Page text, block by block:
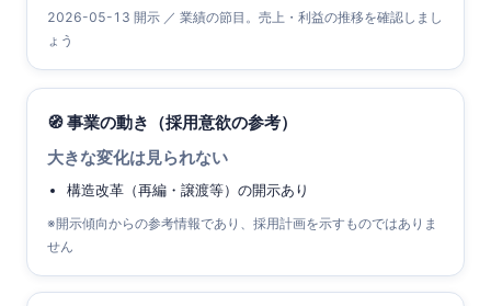
2026-05-13 開示 ／ 業績の節目。売上・利益の推移を確認しまし
ょう
🧭 事業の動き（採用意欲の参考）
大きな変化は見られない
構造改革（再編・譲渡等）の開示あり
※開示傾向からの参考情報であり、採用計画を示すものではありま
せん